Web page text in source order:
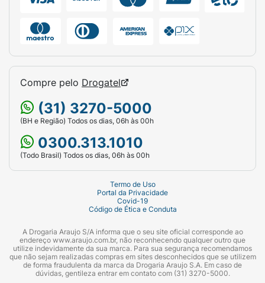
Compre pelo Drogatel
(31) 3270-5000
(BH e Região) Todos os dias, 06h às 00h
0300.313.1010
(Todo Brasil) Todos os dias, 06h às 00h
Termo de Uso
Portal da Privacidade
Covid-19
Código de Ética e Conduta
A Drogaria Araujo S/A informa que o seu site oficial corresponde ao
endereço www.araujo.com.br, não reconhecendo qualquer outro que
utilize indevidamente da sua marca. Para sua segurança recomendamos
que não sejam realizadas compras em sites desconhecidos que se utilizem
de forma fraudulenta da marca da Drogaria Araujo S.A. Em caso de
dúvidas, gentileza entrar em contato com (31) 3270-5000.